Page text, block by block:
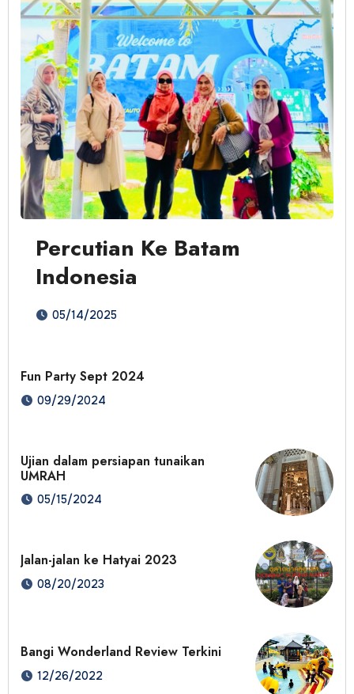
Percutian Ke Batam
Indonesia
05/14/2025
Fun Party Sept 2024
09/29/2024
Ujian dalam persiapan tunaikan
UMRAH
05/15/2024
Jalan-jalan ke Hatyai 2023
08/20/2023
Bangi Wonderland Review Terkini
12/26/2022